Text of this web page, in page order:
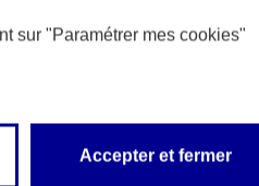
sur "Paramétrer mes cookies"
Accepter et fermer